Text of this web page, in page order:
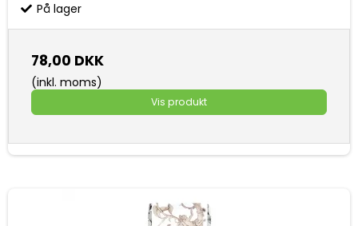
På lager
78,00 DKK
(inkl. moms)
Vis produkt